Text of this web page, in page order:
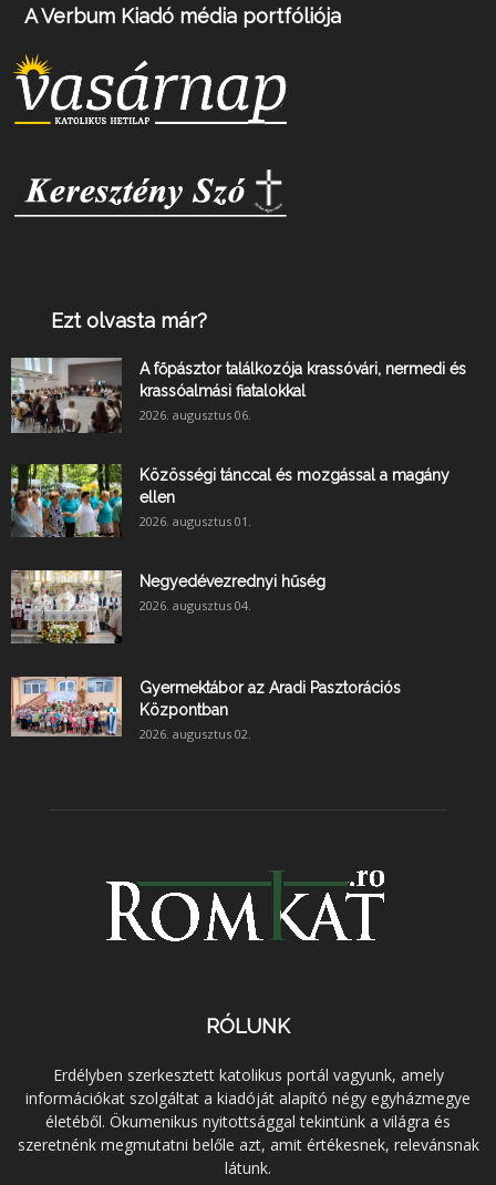
A Verbum Kiadó média portfóliója
Ezt olvasta már?
A főpásztor találkozója krassóvári, nermedi és
krassóalmási fiatalokkal
2026. augusztus 06.
Közösségi tánccal és mozgással a magány
ellen
2026. augusztus 01.
Negyedévezrednyi hűség
2026. augusztus 04.
Gyermektábor az Aradi Pasztorációs
Központban
2026. augusztus 02.
RÓLUNK
Erdélyben szerkesztett katolikus portál vagyunk, amely
információkat szolgáltat a kiadóját alapító négy egyházmegye
életéből. Ökumenikus nyitottsággal tekintünk a világra és
szeretnénk megmutatni belőle azt, amit értékesnek, relevánsnak
látunk.